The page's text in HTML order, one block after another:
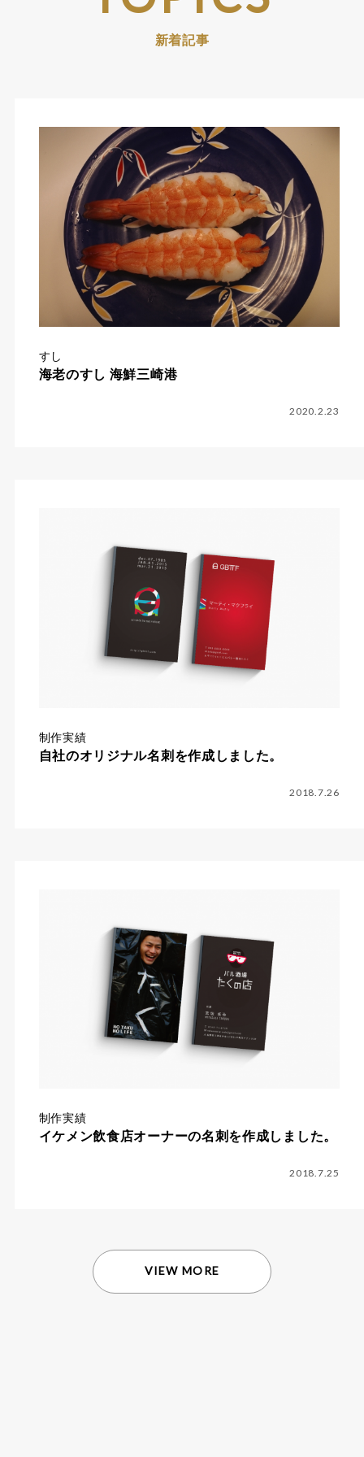
新着記事
すし
海老のすし 海鮮三崎港
2020.2.23
制作実績
自社のオリジナル名刺を作成しました。
2018.7.26
制作実績
イケメン飲食店オーナーの名刺を作成しました。
2018.7.25
VIEW MORE